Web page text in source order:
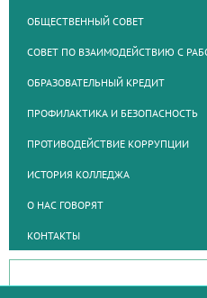
ОБЩЕСТВЕННЫЙ СОВЕТ
СОВЕТ ПО ВЗАИМОДЕЙСТВИЮ С
ОБРАЗОВАТЕЛЬНЫЙ КРЕДИТ
ПРОФИЛАКТИКА И БЕЗОПАСНОСТЬ
ПРОТИВОДЕЙСТВИЕ КОРРУПЦИИ
ИСТОРИЯ КОЛЛЕДЖА
О НАС ГОВОРЯТ
КОНТАКТЫ